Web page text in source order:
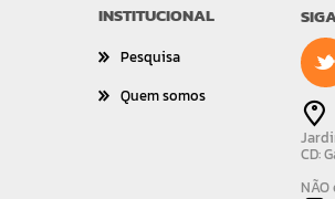
INSTITUCIONAL
Pesquisa
Quem somos
CD: